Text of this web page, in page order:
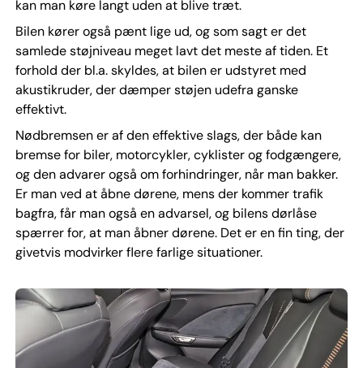
kan man køre langt uden at blive træt.
Bilen kører også pænt lige ud, og som sagt er det
samlede støjniveau meget lavt det meste af tiden. Et
forhold der bl.a. skyldes, at bilen er udstyret med
akustikruder, der dæmper støjen udefra ganske
effektivt.
Nødbremsen er af den effektive slags, der både kan
bremse for biler, motorcykler, cyklister og fodgængere,
og den advarer også om forhindringer, når man bakker.
Er man ved at åbne dørene, mens der kommer trafik
bagfra, får man også en advarsel, og bilens dørlåse
spærrer for, at man åbner dørene. Det er en fin ting, der
givetvis modvirker flere farlige situationer.